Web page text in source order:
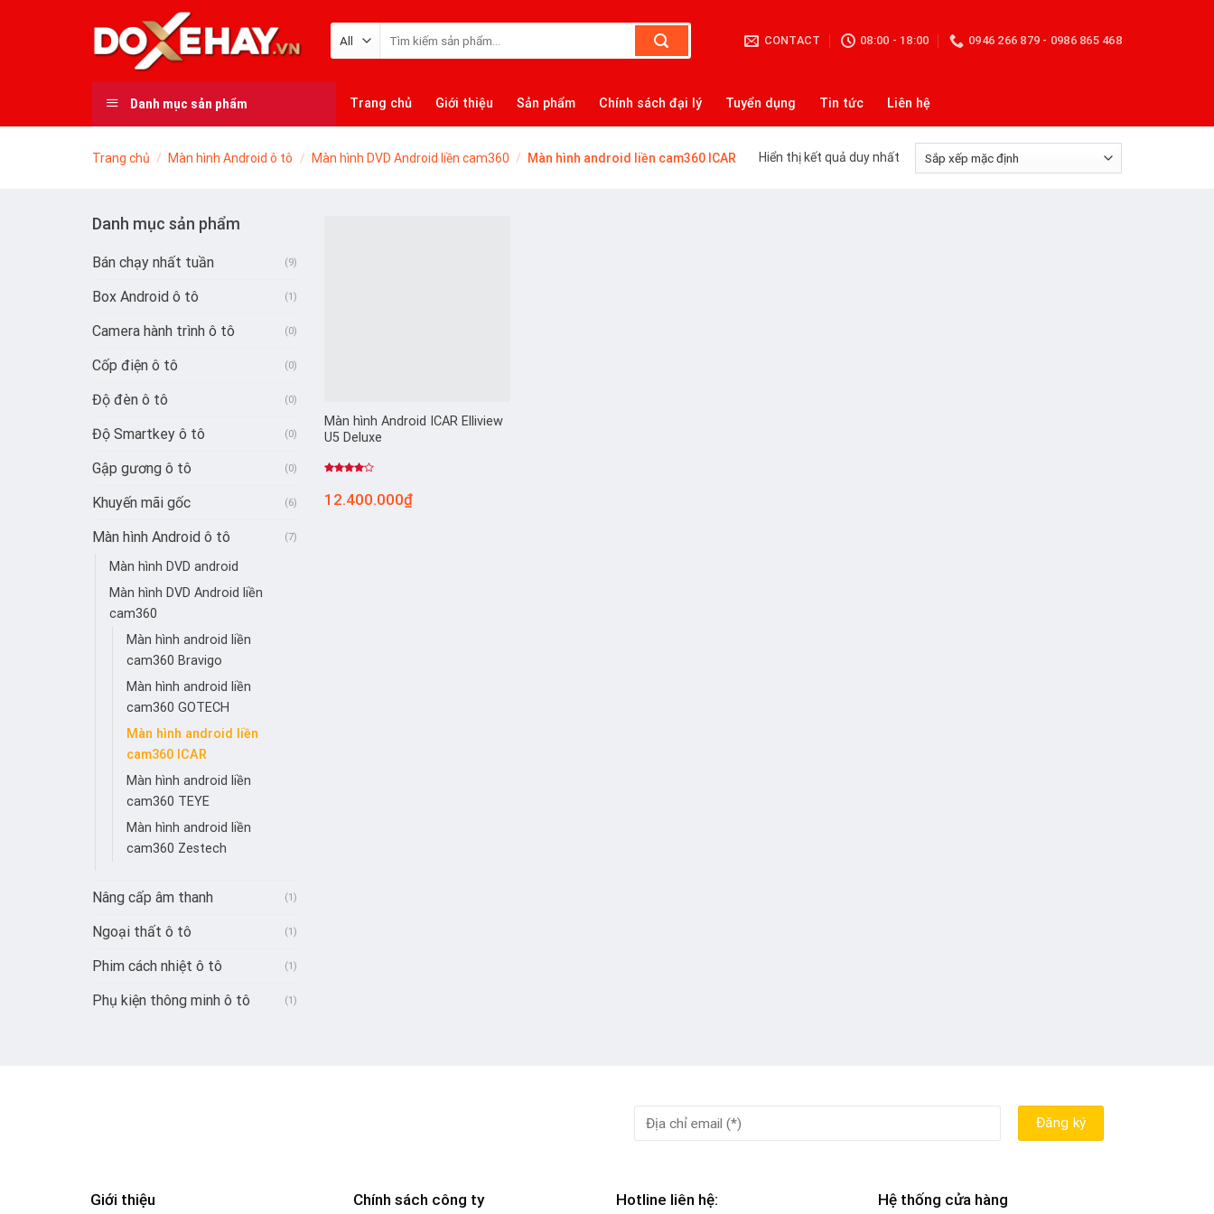
kiếm:
CONTACT 08:00 - 18:00 0946 266 879 - 0986 865 468
Danh mục sản phẩm Trang chủ Giới thiệu Sản phẩm Chính sách đại lý Tuyển dụng Tin tức Liên hệ
Trang chủ / Màn hình Android ô tô / Màn hình DVD Android liền cam360 / Màn hình android liền cam360 ICAR Hiển thị kết quả duy nhất
Danh mục sản phẩm
Bán chạy nhất tuần (9)
Box Android ô tô (1)
Camera hành trình ô tô (0)
Cốp điện ô tô (0)
Độ đèn ô tô (0)
Độ Smartkey ô tô (0)
Gập gương ô tô (0)
Khuyến mãi gốc (6)
Màn hình Android ô tô (7)
Màn hình DVD android
Màn hình DVD Android liền
cam360
Màn hình android liền
cam360 Bravigo
Màn hình android liền
cam360 GOTECH
Màn hình android liền
cam360 ICAR
Màn hình android liền
cam360 TEYE
Màn hình android liền
cam360 Zestech
Nâng cấp âm thanh (1)
Ngoại thất ô tô (1)
Phim cách nhiệt ô tô (1)
Phụ kiện thông minh ô tô (1)
Màn hình Android ICAR Elliview
U5 Deluxe
hạng
12.400.000₫
Giới thiệu Chính sách công ty Hotline liên hệ: Hệ thống cửa hàng